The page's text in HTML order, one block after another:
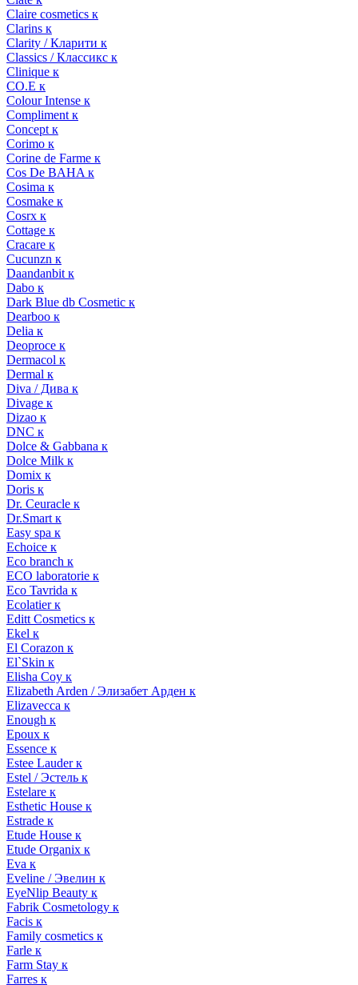
Claire cosmetics к
Clarins к
Clarity / Кларити к
Classics / Классикс к
Clinique к
CO.E к
Colour Intense к
Compliment к
Concept к
Corimo к
Corine de Farme к
Cos De BAHA к
Cosima к
Cosmake к
Cosrx к
Cottage к
Cracare к
Cucunzn к
Daandanbit к
Dabo к
Dark Blue db Cosmetic к
Dearboo к
Delia к
Deoproce к
Dermacol к
Dermal к
Diva / Дива к
Divage к
Dizao к
DNC к
Dolce & Gabbana к
Dolce Milk к
Domix к
Doris к
Dr. Ceuracle к
Dr.Smart к
Easy spa к
Echoice к
Eco branch к
ECO laboratorie к
Eco Tavrida к
Ecolatier к
Editt Cosmetics к
Ekel к
El Corazon к
El`Skin к
Elisha Coy к
Elizabeth Arden / Элизабет Арден к
Elizavecca к
Enough к
Epoux к
Essence к
Estee Lauder к
Estel / Эстель к
Estelare к
Esthetic House к
Estrade к
Etude House к
Etude Organix к
Eva к
Eveline / Эвелин к
EyeNlip Beauty к
Fabrik Cosmetology к
Facis к
Family cosmetics к
Farle к
Farm Stay к
Farres к